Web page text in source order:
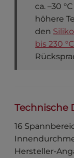
ca. –30
höhere
den
bis 230 °C
Technische
16
Hersteller-